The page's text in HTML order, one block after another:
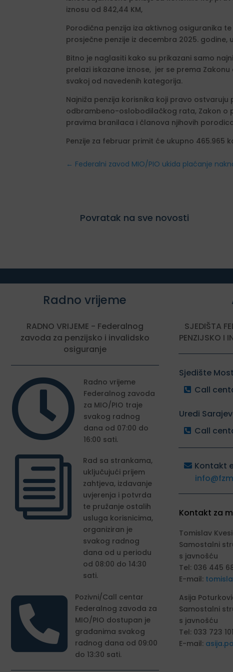
iznosu od 842,44 KM,
Porodična penzija iza aktivnog osiguranika
prosječne penzije iz decembra 2025. godine,
Bitno je naglasiti kako su prikazani samo
prelazi iskazane iznose, jer se prema
svakoj od navedenih kategorija.
Najniža penzija korisnika koji pravo
odbrambeno-oslobodilačkog rata, Zakon o
pravima branilaca i članova njihovih
Penzije za februar primit će ukupno 465.965
← Federalni zavod MIO/PIO ukida plaćanje
Povratak na sve novosti
Radno vrijeme
RADNO VRIJEME - Federalnog
zavoda za penzijsko i invalidsko
osiguranje

Radno vrijeme
Federalnog zavoda
za MIO/PIO traje
svakog radnog
dana od 07:00 do
16:00 sati.
i
Rad sa strankama,
uključujući prijem
zahtjeva, izdavanje
uvjerenja i potvrda
te pružanje ostalih
usluga korisnicima,
organiziran je
svakog radnog
dana od u periodu
od 08:00 do 14:30
sati.

Pozivni/Call centar
Federalnog zavoda za
MIO/PIO dostupan je
građanima svakog
radnog dana od 09:00
do 13:30 sati.
SJEDIŠTA
PENZIJSKO I
Sjedište
Call
Uredi
Call
Kontakt
Kontakt za
Tomislav
Samostalni
s javnošću
Tel: 036 445
E-mail:
Asija
Samostalni
s javnošću
Tel: 033 723
E-mail: